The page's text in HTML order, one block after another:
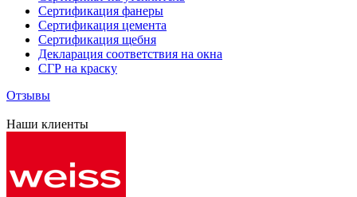
Сертификация фанеры
Сертификация цемента
Сертификация щебня
Декларация соответствия на окна
СГР на краску
Отзывы
Наши клиенты